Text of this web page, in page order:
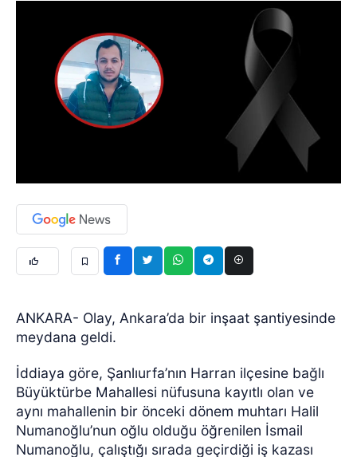
ANKARA- Olay, Ankara’da bir inşaat şantiyesinde
meydana geldi.
İddiaya göre, Şanlıurfa’nın Harran ilçesine bağlı
Büyüktürbe Mahallesi nüfusuna kayıtlı olan ve
aynı mahallenin bir önceki dönem muhtarı Halil
Numanoğlu’nun oğlu olduğu öğrenilen İsmail
Numanoğlu, çalıştığı sırada geçirdiği iş kazası